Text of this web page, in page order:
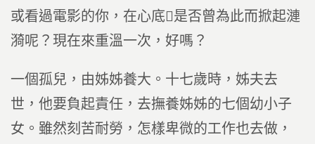
或看過電影的你，在心底是否曾為此而掀起漣
漪呢？現在來重溫一次，好嗎？
一個孤兒，由姊姊養大。十七歲時，姊夫去
世，他要負起責任，去撫養姊姊的七個幼小子
女。雖然刻苦耐勞，怎樣卑微的工作也去做，